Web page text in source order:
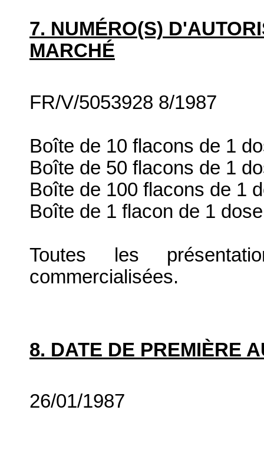
7. NUMÉRO(S)
MARCHÉ
FR/V/5053928 8/1987
Boîte de 10 flacons de 1
Boîte de 50 flacons de 1
Boîte de 100 flacons de 1
Boîte de 1 flacon de 1
Toutes les
commercialisées.
8. DATE DE PREMIÈRE
26/01/1987